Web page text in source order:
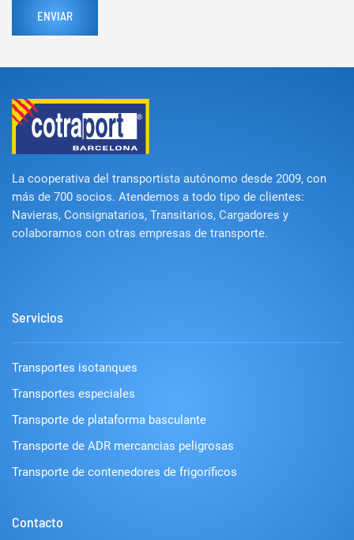
La cooperativa del transportista autónomo desde 2009, con
más de 700 socios. Atendemos a todo tipo de clientes:
Navieras, Consignatarios, Transitarios, Cargadores y
colaboramos con otras empresas de transporte.
Servicios
Transportes isotanques
Transportes especiales
Transporte de plataforma basculante
Transporte de ADR mercancias peligrosas
Transporte de contenedores de frigoríficos
Contacto